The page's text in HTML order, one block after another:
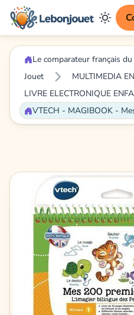
Le comparateur français
Jouet
MULTIMEDIA